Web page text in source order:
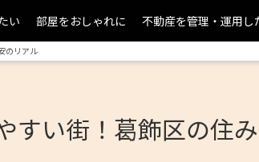
い 部屋をおしゃれに 不動産を管理・運用し
のリアル
すい街！葛飾区の住